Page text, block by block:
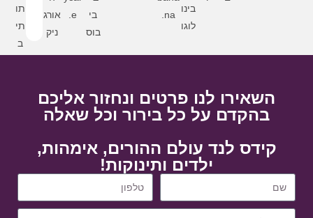
השאירו לנו פרטים ונחזור אליכם
בהקדם על כל בירור וכל שאלה
קידס לנד עולם ההורים, אימהות,
ילדים ותינוקות!